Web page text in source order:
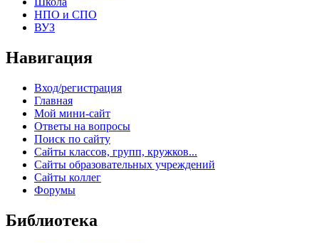
НПО и СПО
ВУЗ
Навигация
Вход/регистрация
Главная
Мой мини-сайт
Ответы на вопросы
Поиск по сайту
Сайты классов, групп, кружков...
Сайты образовательных учреждений
Сайты коллег
Форумы
Библиотека